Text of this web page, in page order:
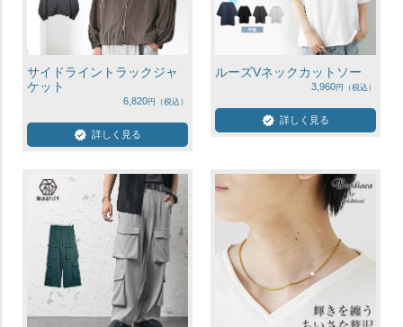
サイドライントラックジャ
ケット
6,820
詳しく見る
ルーズVネックカットソー
3,960
詳しく見る